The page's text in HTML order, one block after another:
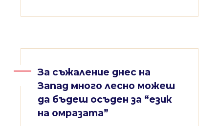
За съжаление днес на
Запад много лесно можеш
да бъдеш осъден за “език
на омразата”